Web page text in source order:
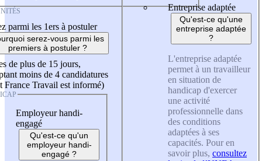
parmi les 1ers à postuler
serez-vous parmi les
premiers à postuler ?
de plus de 15 jours,
moins de 4 candidatures
France Travail est informé)
Employeur handi-
engagé
Qu'est-ce qu'un
employeur handi-
engagé ?
Entreprise adaptée
Qu'est-ce qu'une
entreprise adaptée
?
L'entreprise adaptée
permet à un travailleur
en situation de
handicap d'exercer
une activité
professionnelle dans
des conditions
adaptées à ses
capacités. Pour en
savoir plus, consultez